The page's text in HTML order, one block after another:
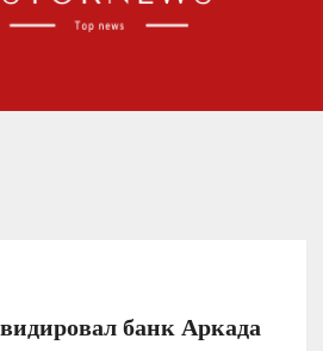
банк Аркада